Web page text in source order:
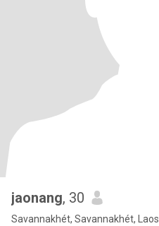
jaonang, 30
Savannakhét, Savannakhét, Laos